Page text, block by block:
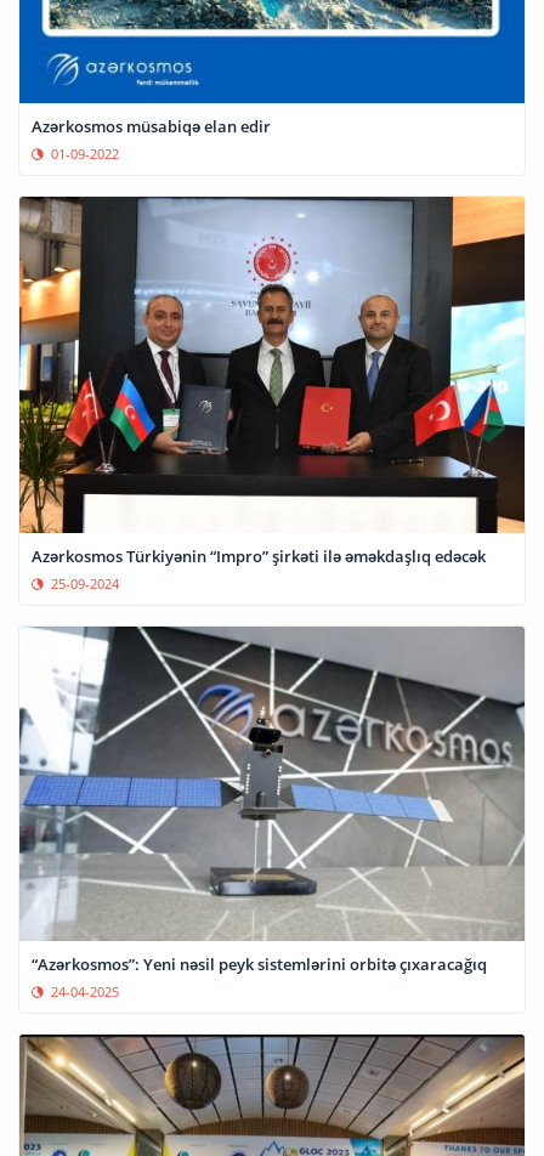
Azərkosmos müsabiqə elan edir
01-09-2022
Azərkosmos Türkiyənin “Impro” şirkəti ilə əməkdaşlıq edəcək
25-09-2024
“Azərkosmos”: Yeni nəsil peyk sistemlərini orbitə çıxaracağıq
24-04-2025